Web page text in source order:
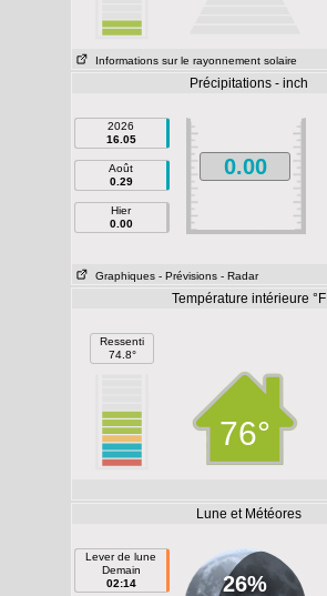
Informations sur le rayonnement solaire
Précipitations - inch
2026
16.05
Août
0.29
Hier
0.00
0.00
Graphiques - Prévisions - Radar
Température intérieure °F
Ressenti
74.8°
76°
Lune et Météores
Lever de lune
Demain
02:14
26%